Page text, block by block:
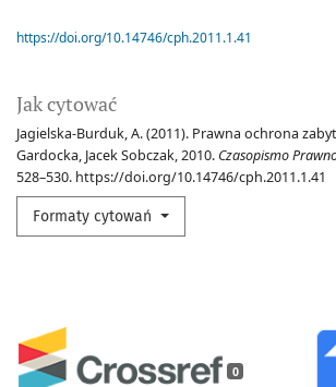
Jak cytować
Jagielska-Burduk, A. (2011). Prawna ochrona
Gardocka, Jacek Sobczak, 2010. Czasopismo
528–530. https://doi.org/10.14746/cph.2011.1.41
Formaty cytowań
0
https://doi.org/10.14746/cph.2011.1.41